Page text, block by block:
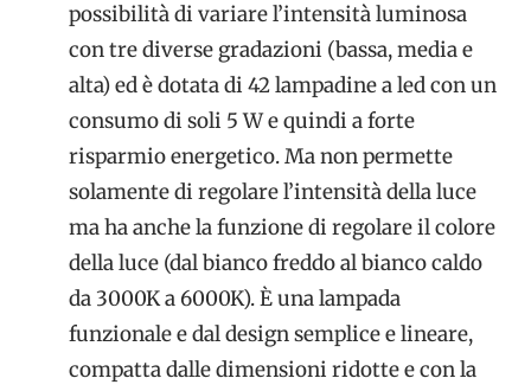
possibilità di variare l’intensità luminosa
con tre diverse gradazioni (bassa, media e
alta) ed è dotata di 42 lampadine a led con un
consumo di soli 5 W e quindi a forte
risparmio energetico. Ma non permette
solamente di regolare l’intensità della luce
ma ha anche la funzione di regolare il colore
della luce (dal bianco freddo al bianco caldo
da 3000K a 6000K). È una lampada
funzionale e dal design semplice e lineare,
compatta dalle dimensioni ridotte e con la